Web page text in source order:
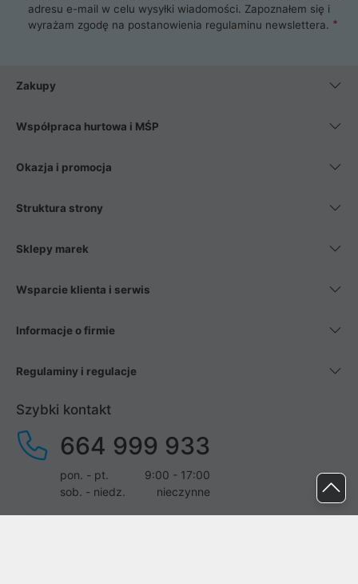
adresu e-mail w celu wysyłki wiadomości. Zapoznałem się i
wyrażam zgodę na postanowienia regulaminu newslettera.
Zakupy
Współpraca hurtowa i MŚP
Okazja i promocja
Struktura strony
Sklepy marek
Wsparcie klienta i serwis
Informacje o firmie
Regulaminy i regulacje
Szybki kontakt
664 999 933
pon. - pt.
9:00 - 17:00
sob. - niedz.
nieczynne